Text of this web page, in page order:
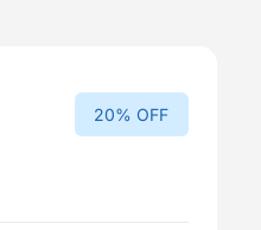
20% OFF